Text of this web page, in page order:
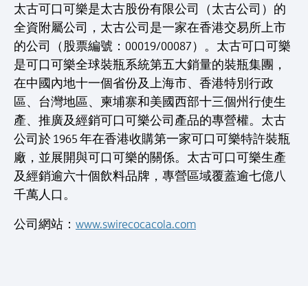
太古可口可樂是太古股份有限公司（太古公司）的
全資附屬公司，太古公司是一家在香港交易所上市
的公司（股票編號：00019/00087）。太古可口可樂
是可口可樂全球裝瓶系統第五大銷量的裝瓶集團，
在中國內地十一個省份及上海市、香港特別行政
區、台灣地區、柬埔寨和美國西部十三個州行使生
產、推廣及經銷可口可樂公司產品的專營權。太古
公司於 1965 年在香港收購第一家可口可樂特許裝瓶
廠，並展開與可口可樂的關係。太古可口可樂生產
及經銷逾六十個飲料品牌，專營區域覆蓋逾七億八
千萬人口。
公司網站： www.swirecocacola.com